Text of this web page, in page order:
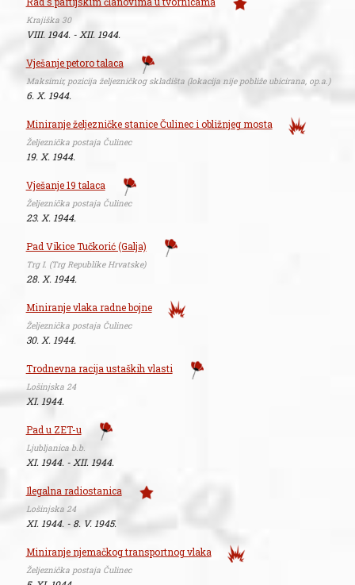
Krajiška 30
VIII. 1944. - XII. 1944.
Vješanje petoro talaca
Maksimir, pozicija željezničkog skladišta (lokacija nije pobliže ubicirana, op.a.)
6. X. 1944.
Miniranje željezničke stanice Čulinec i obližnjeg mosta
Željeznička postaja Čulinec
19. X. 1944.
Vješanje 19 talaca
Željeznička postaja Čulinec
23. X. 1944.
Pad Vikice Tučkorić (Galja)
Trg I. (Trg Republike Hrvatske)
28. X. 1944.
Miniranje vlaka radne bojne
Željeznička postaja Čulinec
30. X. 1944.
Trodnevna racija ustaških vlasti
Lošinjska 24
XI. 1944.
Pad u ZET-u
Ljubljanica b.b.
XI. 1944. - XII. 1944.
Ilegalna radiostanica
Lošinjska 24
XI. 1944. - 8. V. 1945.
Miniranje njemačkog transportnog vlaka
Željeznička postaja Čulinec